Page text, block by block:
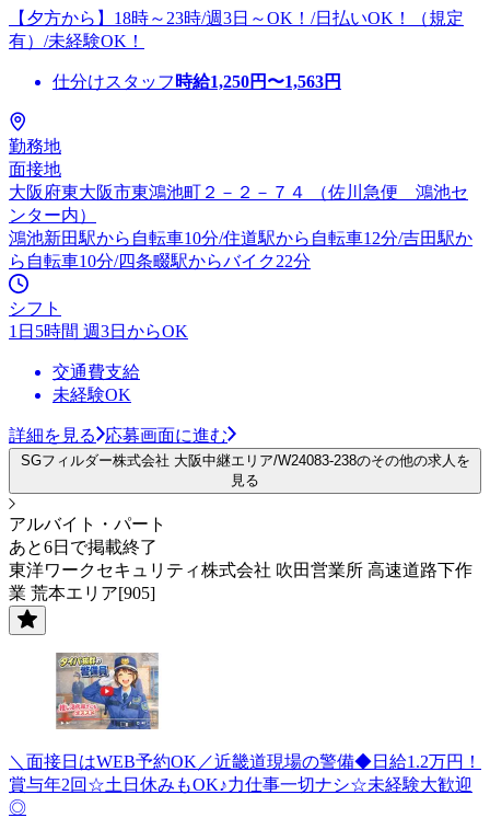
【夕方から】18時～23時/週3日～OK！/日払いOK！（規定
有）/未経験OK！
仕分けスタッフ 時給1,250円〜1,563円
勤務地
面接地
大阪府東大阪市東鴻池町２－２－７４ （佐川急便 鴻池セ
ンター内）
鴻池新田駅から自転車10分/住道駅から自転車12分/吉田駅か
ら自転車10分/四条畷駅からバイク22分
シフト
1日5時間 週3日からOK
交通費支給
未経験OK
詳細を見る 応募画面に進む
SGフィルダー株式会社 大阪中継エリア/W24083-238のその他の求人を
見る
アルバイト・パート
あと6日で掲載終了
東洋ワークセキュリティ株式会社 吹田営業所 高速道路下作
業 荒本エリア[905]
＼面接日はWEB予約OK／近畿道現場の警備◆日給1.2万円！
賞与年2回☆土日休みもOK♪力仕事一切ナシ☆未経験大歓迎
◎